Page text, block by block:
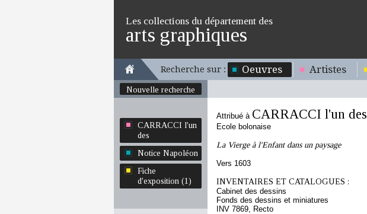
Les collections du département des
arts graphiques
Recherche sur : Oeuvres Artistes
Nouvelle recherche
CARRACCI l'un
des
Notice Napoléon
Fiche
d'exposition (1)
Attribué à CARRACCI l'un des
Ecole bolonaise
La Vierge à l'Enfant dans un paysage
Vers 1603
INVENTAIRES ET CATALOGUES :
Cabinet des dessins
Fonds des dessins et miniatures
INV 7869, Recto